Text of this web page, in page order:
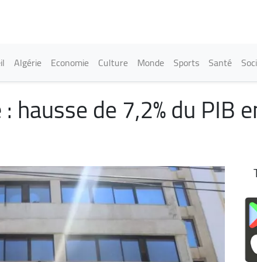
navigation
Algérie Economie Culture Monde Sports Santé
hausse de 7,2% du PIB